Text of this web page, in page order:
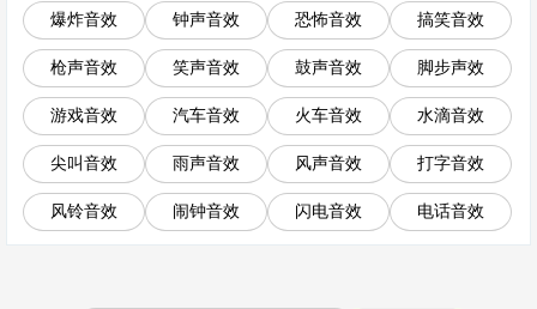
爆炸音效 钟声音效 恐怖音效 搞笑音效
枪声音效 笑声音效 鼓声音效 脚步声效
游戏音效 汽车音效 火车音效 水滴音效
尖叫音效 雨声音效 风声音效 打字音效
风铃音效 闹钟音效 闪电音效 电话音效